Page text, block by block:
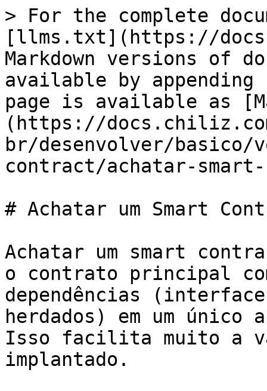
> For the complete
[llms.txt](https://
Markdown versions of
available by
page is available as
(https://
br/desenvolver/
contract/achatar-
# Achatar um Smart
Achatar um smart
o contrato principal
dependências
herdados) em um
Isso facilita muito a
implantado.